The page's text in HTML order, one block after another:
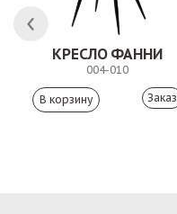
КРЕСЛО ФАННИ
004-010
Заказ